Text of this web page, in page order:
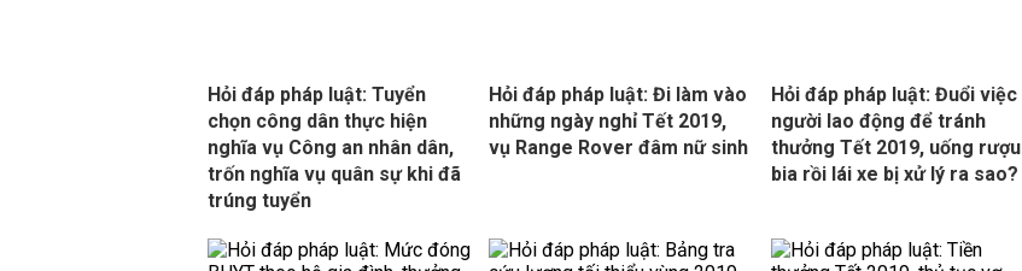
Hỏi đáp pháp luật: Tuyển
chọn công dân thực hiện
nghĩa vụ Công an nhân dân,
trốn nghĩa vụ quân sự khi đã
trúng tuyển
Hỏi đáp pháp luật: Đi làm vào
những ngày nghỉ Tết 2019,
vụ Range Rover đâm nữ sinh
Hỏi đáp pháp luật: Đuổi việc
người lao động để tránh
thưởng Tết 2019, uống rượu
bia rồi lái xe bị xử lý ra sao?